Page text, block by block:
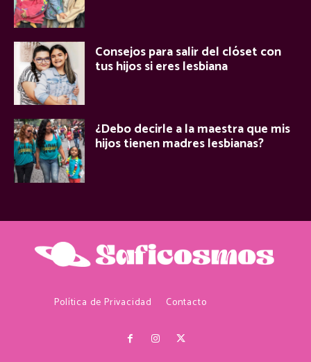
Consejos para salir del clóset con
tus hijos si eres lesbiana
¿Debo decirle a la maestra que mis
hijos tienen madres lesbianas?
Política de Privacidad Contacto